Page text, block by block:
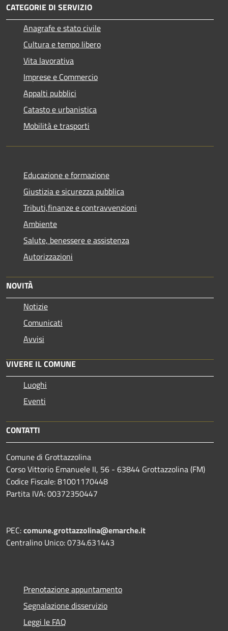
CATEGORIE DI SERVIZIO
Anagrafe e stato civile
Cultura e tempo libero
Vita lavorativa
Imprese e Commercio
Appalti pubblici
Catasto e urbanistica
Mobilità e trasporti
Educazione e formazione
Giustizia e sicurezza pubblica
Tributi,finanze e contravvenzioni
Ambiente
Salute, benessere e assistenza
Autorizzazioni
NOVITÀ
Notizie
Comunicati
Avvisi
VIVERE IL COMUNE
Luoghi
Eventi
CONTATTI
Comune di Grottazzolina
Corso Vittorio Emanuele II, 56 - 63844 Grottazzolina (FM)
Codice Fiscale: 81001170448
Partita IVA: 00372350447
PEC:comune.grottazzolina@emarche.it
Centralino Unico: 0734.631443
Prenotazione appuntamento
Segnalazione disservizio
Leggi le FAQ